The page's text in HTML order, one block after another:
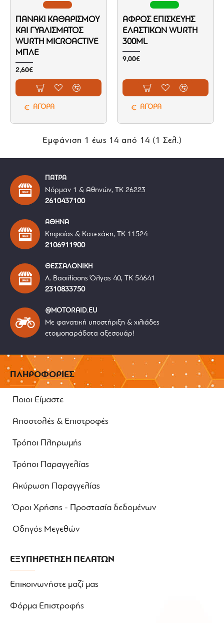
ΠΑΝΆΚΙ ΚΑΘΑΡΙΣΜΟΎ
ΚΑΙ ΓΥΑΛΊΣΜΑΤΟΣ
WURTH MICROACTIVE
ΜΠΛΕ
2,60€
ΑΓΟΡΑ
ΑΦΡΌΣ ΕΠΙΣΚΕΥΉΣ
ΕΛΑΣΤΙΚΏΝ WURTH
300ML
9,00€
ΑΓΟΡΑ
Εμφάνιση 1 έως 14 από 14 (1 Σελ.)
ΠΑΤΡΑ
Νόρμαν 1 & Αθηνών, ΤΚ 26223
2610437100
ΑΘΗΝΑ
Κηφισίας & Κατεχάκη, ΤΚ 11524
2106911900
ΘΕΣΣΑΛΟΝΙΚΗ
Λ. Βασιλίσσης Όλγας 40, ΤΚ 54641
2310833750
@MOTORAID.EU
Με φανατική υποστήριξη & χιλιάδες
ετοιμοπαράδοτα αξεσουάρ!
ΠΛΗΡΟΦΟΡΙΕΣ
Ποιοι Είμαστε
Αποστολές & Επιστροφές
Τρόποι Πληρωμής
Τρόποι Παραγγελίας
Ακύρωση Παραγγελίας
Όροι Χρήσης - Προστασία δεδομένων
Οδηγός Μεγεθών
ΕΞΥΠΗΡΕΤΗΣΗ ΠΕΛΑΤΩΝ
Επικοινωνήστε μαζί μας
Φόρμα Επιστροφής